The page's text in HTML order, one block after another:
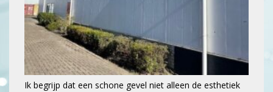
Ik begrijp dat een schone gevel niet alleen de esthetiek